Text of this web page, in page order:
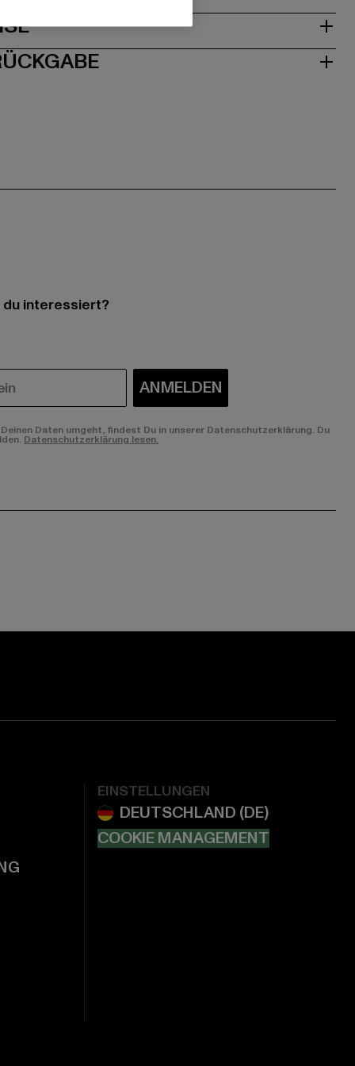
interessiert?
ANMELDEN
Daten umgeht, findest Du in unserer Datenschutzerklärung. Du
Datenschutzerklärung lesen.
EINSTELLUNGEN
COOKIE MANAGEMENT